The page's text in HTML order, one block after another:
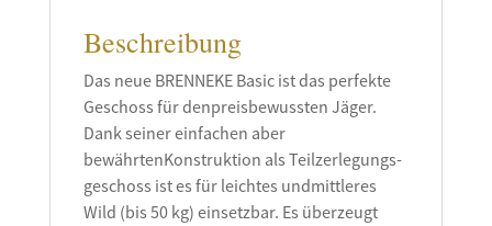
Beschreibung
Das neue BRENNEKE ­Basic ist das perfekte
Geschoss für denpreisbewussten Jäger.
Dank seiner ein­fachen aber
bewährtenKons­truktion als Teilzerlegungs­
geschoss ist es für leichtes undmittleres
Wild (bis 50 kg) einsetzbar. Es überzeugt